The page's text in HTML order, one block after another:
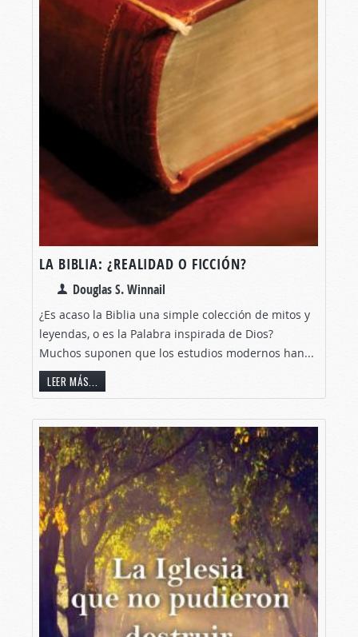
LA BIBLIA: ¿REALIDAD O FICCIÓN?
Douglas S. Winnail
¿Es acaso la Biblia una simple colección de mitos y
leyendas, o es la Palabra inspirada de Dios?
Muchos suponen que los estudios modernos han...
LEER MÁS...